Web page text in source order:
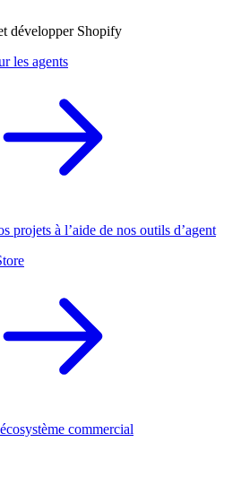
développer Shopify
les agents
projets à l’aide de nos outils d’agent
commercial